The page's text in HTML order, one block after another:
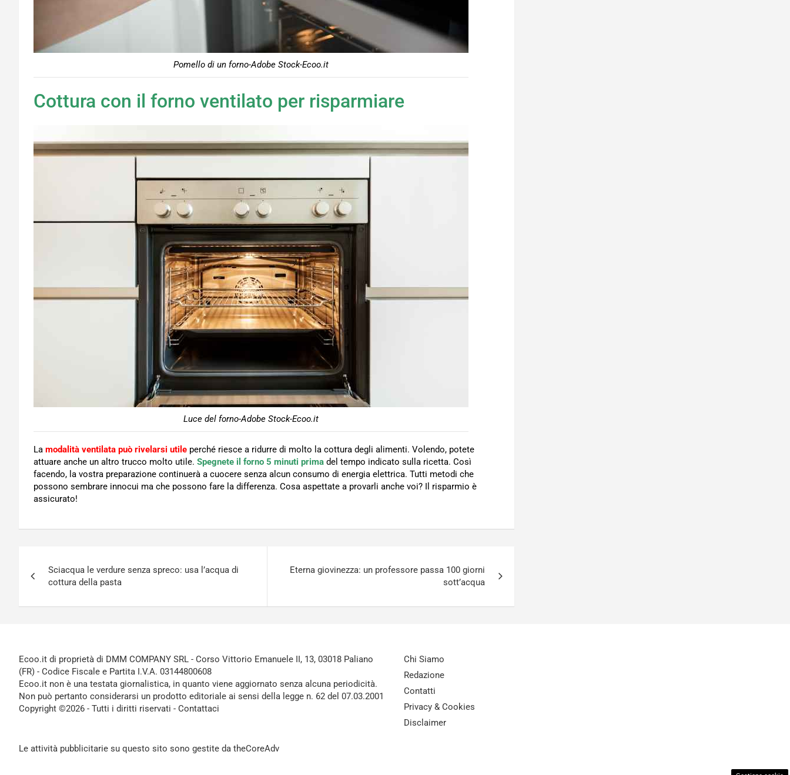
Pomello di un forno-Adobe Stock-Ecoo.it
Cottura con il forno ventilato per risparmiare
Luce del forno-Adobe Stock-Ecoo.it
La modalità ventilata può rivelarsi utile perché riesce a ridurre di molto la cottura degli alimenti. Volendo, potete
attuare anche un altro trucco molto utile. Spegnete il forno 5 minuti prima del tempo indicato sulla ricetta. Così
facendo, la vostra preparazione continuerà a cuocere senza alcun consumo di energia elettrica. Tutti metodi che
possono sembrare innocui ma che possono fare la differenza. Cosa aspettate a provarli anche voi? Il risparmio è
assicurato!
articoli
Sciacqua le verdure senza spreco: usa l’acqua di
cottura della pasta
Eterna giovinezza: un professore passa 100 giorni
sott’acqua
Ecoo.it di proprietà di DMM COMPANY SRL - Corso Vittorio Emanuele II, 13, 03018 Paliano
(FR) - Codice Fiscale e Partita I.V.A. 03144800608
Ecoo.it non è una testata giornalistica, in quanto viene aggiornato senza alcuna periodicità.
Non può pertanto considerarsi un prodotto editoriale ai sensi della legge n. 62 del 07.03.2001
Copyright ©2026 - Tutti i diritti riservati - Contattaci
Le attività pubblicitarie su questo sito sono gestite da theCoreAdv
Chi Siamo
Redazione
Contatti
Privacy & Cookies
Disclaimer